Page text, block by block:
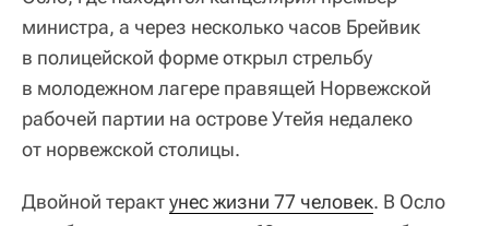
министра, а через несколько часов Брейвик
в полицейской форме открыл стрельбу
в молодежном лагере правящей Норвежской
рабочей партии на острове Утейя недалеко
от норвежской столицы.
Двойной терактунес жизни 77 человек. В Осло